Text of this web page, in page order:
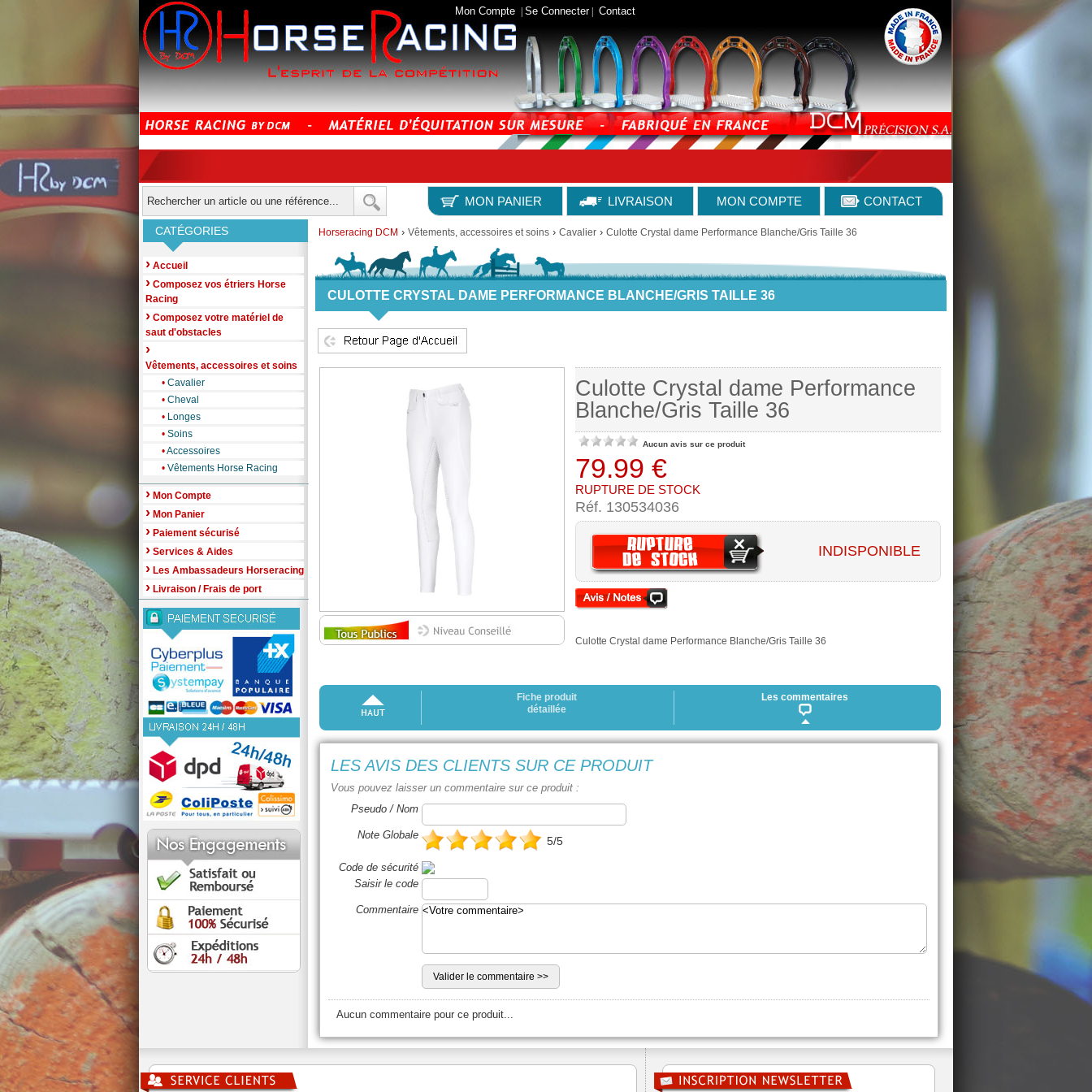
Mon Compte Se Connecter| Contact
MON PANIER LIVRAISON MON COMPTE CONTACT
CATÉGORIES
› Accueil
› Composez vos étriers Horse
Racing
› Composez votre matériel de
saut d'obstacles
›
Vêtements, accessoires et soins
• Cavalier
• Cheval
• Longes
• Soins
•Accessoires
• Vêtements Horse Racing
› Mon Compte
› Mon Panier
› Paiement sécurisé
› Services & Aides
› Les Ambassadeurs Horseracing
› Livraison / Frais de port
Horseracing DCM › Vêtements, accessoires et soins › Cavalier › Culotte Crystal dame Performance Blanche/Gris Taille 36
CULOTTE CRYSTAL DAME PERFORMANCE BLANCHE/GRIS TAILLE 36
Culotte Crystal dame Performance
Blanche/Gris Taille 36
Aucun avis sur ce produit
79.99 €
RUPTURE DE STOCK
Réf. 130534036
INDISPONIBLE
Culotte Crystal dame Performance Blanche/Gris Taille 36
Fiche produit
détaillée
Les commentaires
LES AVIS DES CLIENTS SUR CE PRODUIT
Vous pouvez laisser un commentaire sur ce produit :
Pseudo / Nom
Note Globale 5/5
Code de sécurité
Saisir le code
Commentaire
Aucun commentaire pour ce produit...